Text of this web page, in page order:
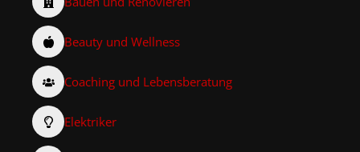
Beauty und Wellness
Coaching und Lebensberatung
Elektriker